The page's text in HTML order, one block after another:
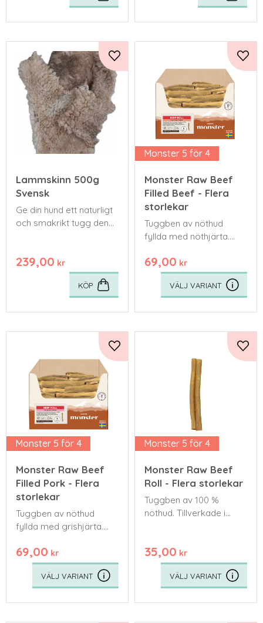
Lammskinn 500g
Svensk
​Ge din hund ett naturligt
och smakrikt tugg den
239,00 kr
Lägg till i favoriter
KÖP
Monster 5 för 4
Monster Raw Beef
Filled Beef - Flera
storlekar
Tuggben av nöthud
fyllda med nöthjärta.
69,00 kr
Monster 5 för 4
Monster Raw Beef
Filled Pork - Flera
storlekar
Tuggben av nöthud
fyllda med grishjärta.
69,00 kr
Lägg till i favoriter
Monster 5 för 4
Monster Raw Beef
Roll - Flera storlekar
Tuggben av 100 %
nöthud. Tillverkade i
35,00 kr